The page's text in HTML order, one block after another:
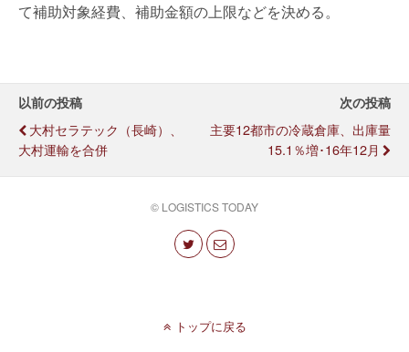
て補助対象経費、補助金額の上限などを決める。
以前の投稿
大村セラテック（長崎）、
大村運輸を合併
次の投稿
主要12都市の冷蔵倉庫、出庫量
15.1％増･16年12月
© LOGISTICS TODAY
トップに戻る